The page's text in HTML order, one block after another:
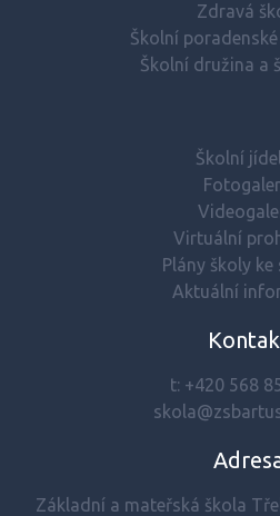
Zdravá
Školní
Školní družina a
Školní
Virtuální
Plány školy ke
Aktuální
t: +420 568
Základní a mateřská škola